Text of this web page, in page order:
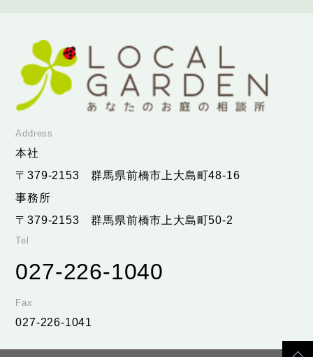
Address
本社
〒379-2153群馬県前橋市上大島町48-16
事務所
〒379-2153群馬県前橋市上大島町50-2
Tel
027-226-1040
Fax
027-226-1041